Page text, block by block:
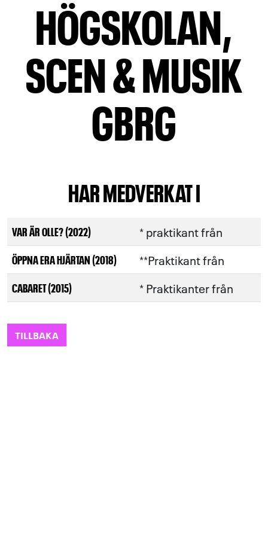
HÖGSKOLAN,
SCEN & MUSIK
GBRG
HAR MEDVERKAT I
VAR ÄR OLLE? (2022) * praktikant från
ÖPPNA ERA HJÄRTAN (2018) **Praktikant från
CABARET (2015) * Praktikanter från
TILLBAKA